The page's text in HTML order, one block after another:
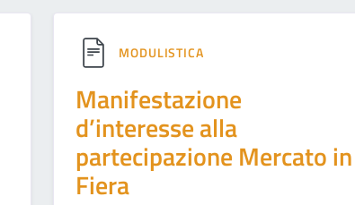
MODULISTICA
Manifestazione
d’interesse alla
partecipazione Mercato in
Fiera